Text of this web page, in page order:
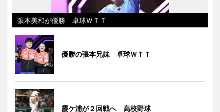
張本美和が優勝 卓球ＷＴＴ
優勝の張本兄妹 卓球ＷＴＴ
霞ケ浦が２回戦へ 高校野球